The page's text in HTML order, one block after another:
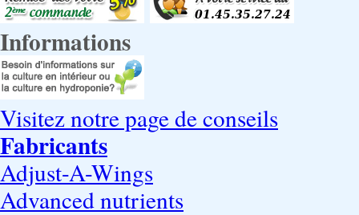
Informations
Visitez notre page de conseils
Fabricants
Adjust-A-Wings
Advanced nutrients